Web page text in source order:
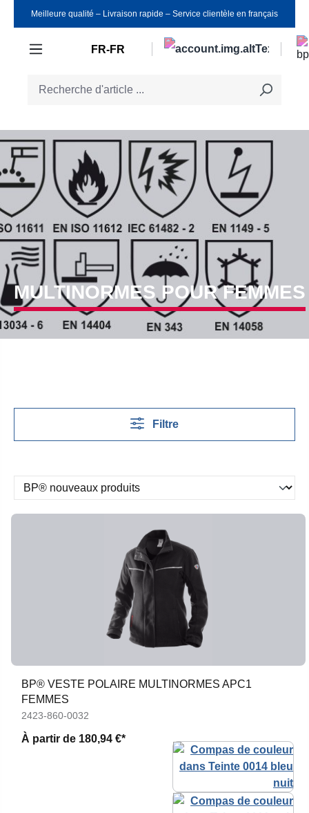
Passer au contenu principal
Meilleure qualité ‒ Livraison rapide ‒ Service clientèle en français
FR-FR
MULTINORMES POUR FEMMES
Filtre
BP® VESTE POLAIRE MULTINORMES APC1
FEMMES
2423-860-0032
À partir de 180,94 €*